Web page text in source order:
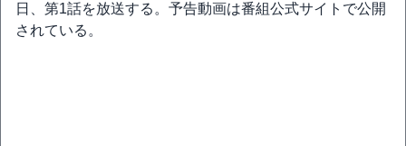
日、第1話を放送する。予告動画は番組公式サイトで公開
されている。